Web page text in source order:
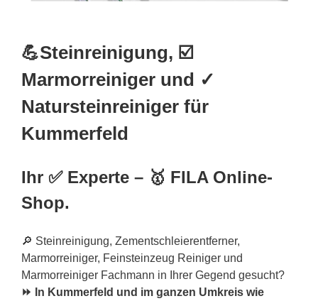
💪Steinreinigung, ☑️
Marmorreiniger und ✓
Natursteinreiniger für
Kummerfeld
Ihr ✅ Experte – 🥇 FILA Online-
Shop.
🔎 Steinreinigung, Zementschleierentferner,
Marmorreiniger, Feinsteinzeug Reiniger und
Marmorreiniger Fachmann in Ihrer Gegend gesucht?
⏩ In Kummerfeld und im ganzen Umkreis wie